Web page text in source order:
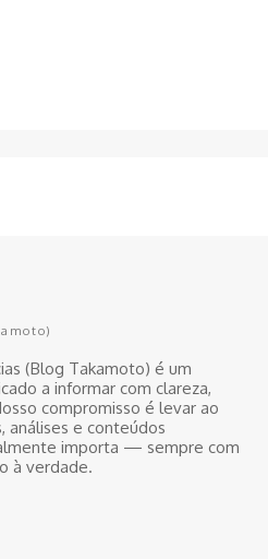
(Blog Takamoto) é um
a informar com clareza,
compromisso é levar ao
análises e conteúdos
importa — sempre com
à verdade.